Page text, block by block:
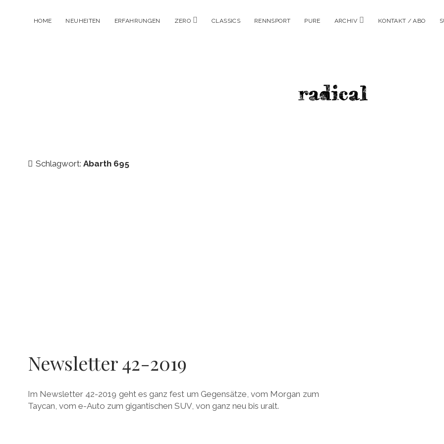
HOME NEUHEITEN ERFAHRUNGEN ZERO MenüCLASSICS RENNSPORT PURE ARCHIV Menü
KONTAKT / ABO
radicalmag
Schlagwort: Abarth 695
Newsletter 42-2019
Im Newsletter 42-2019 geht es ganz fest um Gegensätze, vom Morgan zum
Taycan, vom e-Auto zum gigantischen SUV, von ganz neu bis uralt.